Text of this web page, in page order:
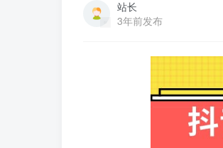
站长
3年前发布